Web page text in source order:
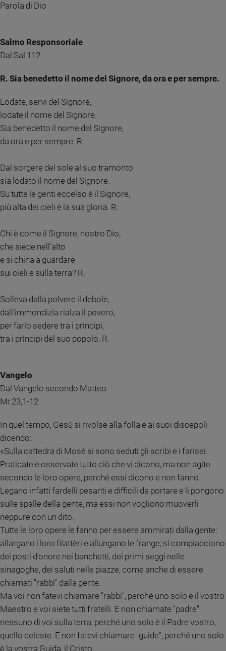
Cinema,
streaming
Libri
Arte
Famiglia
educazione
e
Nonni
Coppia
Scuola
e
Adolescenza
Bioetica
Riflessioni
Foto
Podcast
Policy
Chi
siamo
Contatti
Pubblicità
Registrati
Redazione
Social
Parola di Dio
Salmo Responsoriale
Dal Sal 112
R. Sia benedetto il nome del Signore, da ora e per sempre.
Lodate, servi del Signore,
lodate il nome del Signore.
Sia benedetto il nome del Signore,
da ora e per sempre. R.
Dal sorgere del sole al suo tramonto
sia lodato il nome del Signore.
Su tutte le genti eccelso è il Signore,
più alta dei cieli è la sua gloria. R.
Chi è come il Signore, nostro Dio,
che siede nell’alto
e si china a guardare
sui cieli e sulla terra? R.
Solleva dalla polvere il debole,
dall’immondizia rialza il povero,
per farlo sedere tra i prìncipi,
tra i prìncipi del suo popolo. R.
Vangelo
Dal Vangelo secondo Matteo
Mt 23,1-12
In quel tempo, Gesù si rivolse alla folla e ai suoi discepoli
dicendo:
«Sulla cattedra di Mosè si sono seduti gli scribi e i farisei.
Praticate e osservate tutto ciò che vi dicono, ma non agite
secondo le loro opere, perché essi dicono e non fanno.
Legano infatti fardelli pesanti e difficili da portare e li pongono
sulle spalle della gente, ma essi non vogliono muoverli
neppure con un dito.
Tutte le loro opere le fanno per essere ammirati dalla gente:
allargano i loro filattèri e allungano le frange; si compiacciono
dei posti d'onore nei banchetti, dei primi seggi nelle
sinagoghe, dei saluti nelle piazze, come anche di essere
chiamati "rabbì" dalla gente.
Ma voi non fatevi chiamare "rabbì", perché uno solo è il vostro
Maestro e voi siete tutti fratelli. E non chiamate "padre"
nessuno di voi sulla terra, perché uno solo è il Padre vostro,
quello celeste. E non fatevi chiamare "guide", perché uno solo
è la vostra Guida, il Cristo.